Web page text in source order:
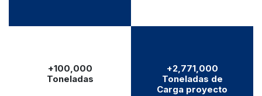
+100,000
Toneladas
+2,771,000
Toneladas de
Carga proyecto